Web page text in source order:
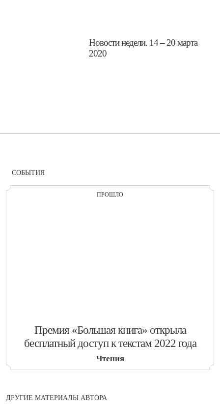
​Новости недели. 14 – 20 марта
2020
СОБЫТИЯ
ПРОШЛО
​Премия «Большая книга» открыла
бесплатный доступ к текстам 2022 года
Чтения
ДРУГИЕ МАТЕРИАЛЫ АВТОРА